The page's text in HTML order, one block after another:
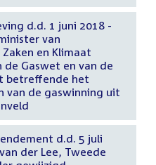
d.d. 1 juni 2018 -
van
en Klimaat
Gaswet en van de
betreffende het
van de gaswinning uit
d.d. 5 juli
der Lee, Tweede